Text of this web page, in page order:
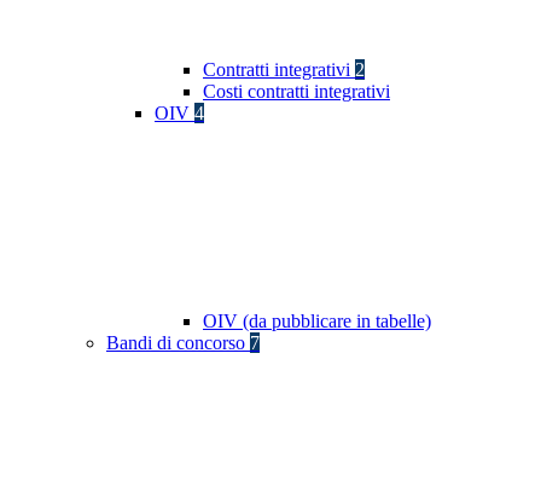
Contratti integrativi 2
Costi contratti integrativi
OIV 4
OIV (da pubblicare in tabelle)
Bandi di concorso 7